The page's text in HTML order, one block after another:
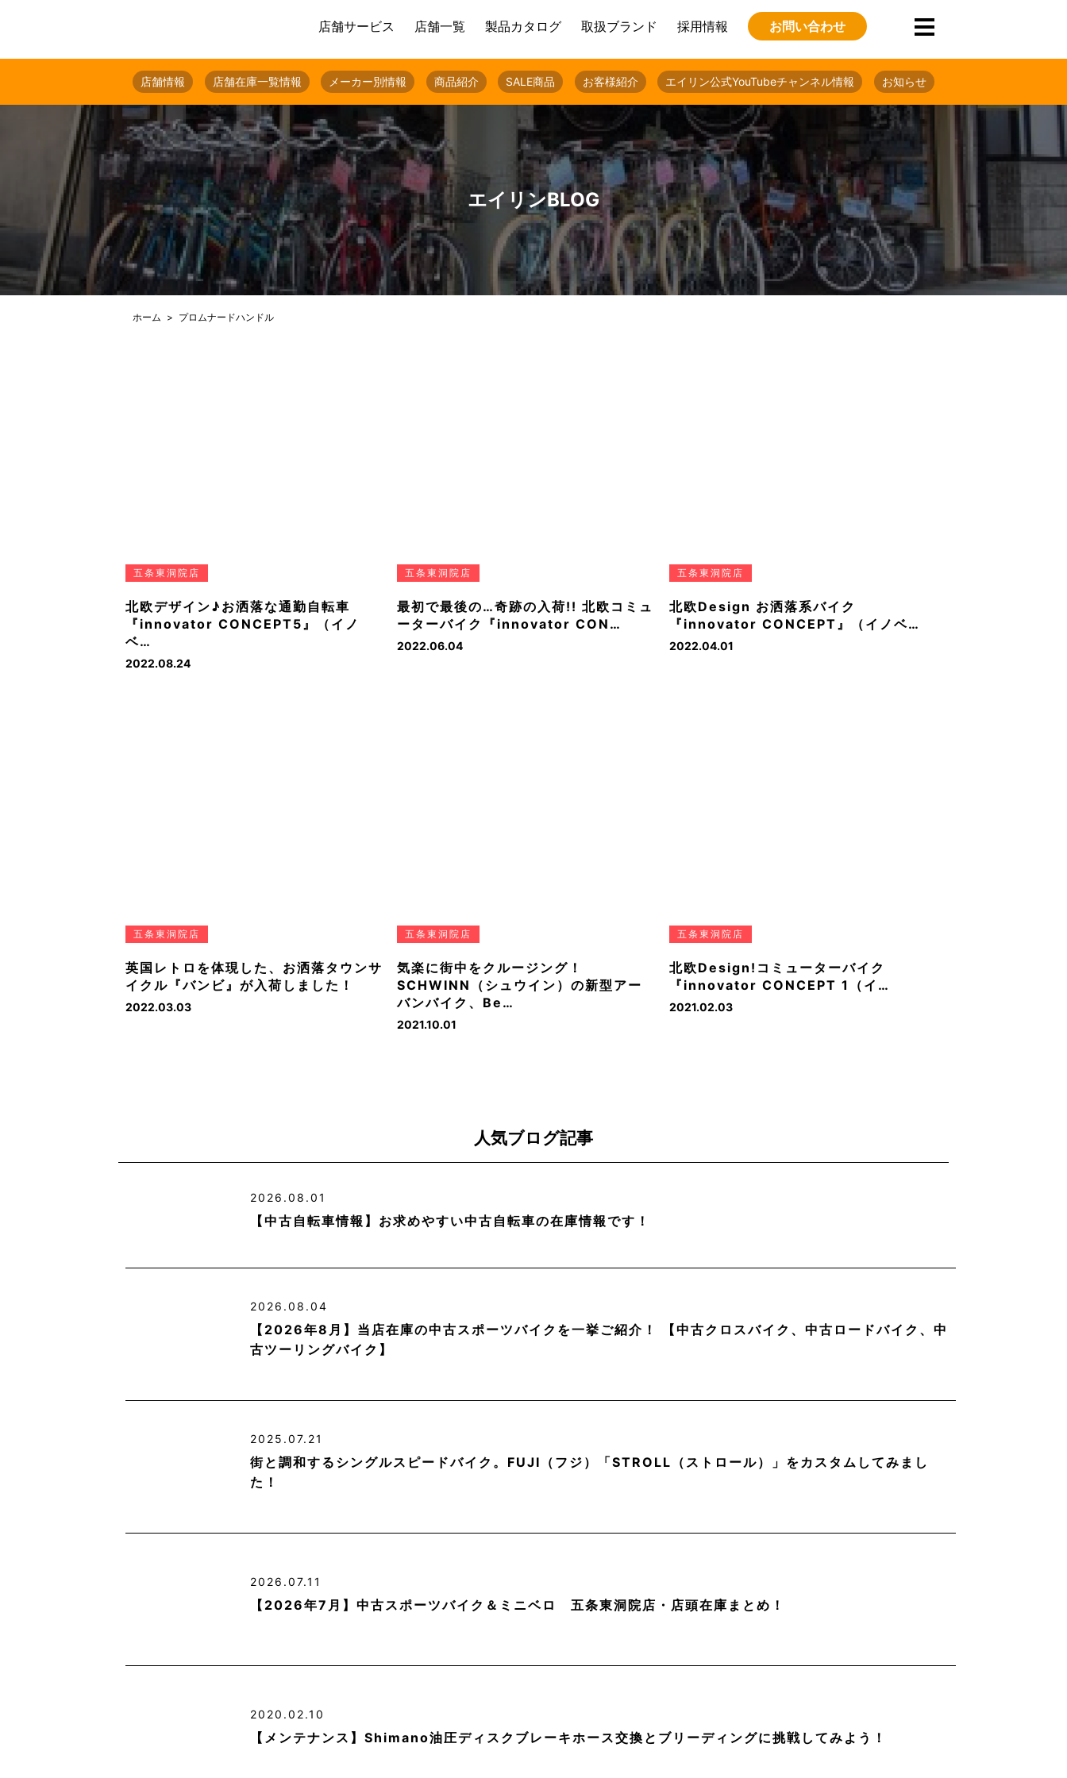
店舗サービス 店舗一覧 製品カタログ 取扱ブランド 採用情報 お問い合わせ
店舗情報 店舗在庫一覧情報 メーカー別情報 商品紹介 SALE商品 お客様紹介 エイリン公式YouTubeチャンネル情報 お知らせ
エイリンBLOG
ホーム プロムナードハンドル
五条東洞院店
北欧デザイン♪お洒落な通勤自転車
『innovator CONCEPT5』（イノ
ベ…
2022.08.24
五条東洞院店
最初で最後の…奇跡の入荷!! 北欧コミュ
ーターバイク『innovator CON…
2022.06.04
五条東洞院店
北欧Design お洒落系バイク
『innovator CONCEPT』（イノベ…
2022.04.01
五条東洞院店
英国レトロを体現した、お洒落タウンサ
イクル『バンビ』が入荷しました！
2022.03.03
五条東洞院店
気楽に街中をクルージング！
SCHWINN（シュウイン）の新型アー
バンバイク、Be…
2021.10.01
五条東洞院店
北欧Design!コミューターバイク
『innovator CONCEPT 1（イ…
2021.02.03
人気ブログ記事
2026.08.01
【中古自転車情報】お求めやすい中古自転車の在庫情報です！
2026.08.04
【2026年8月】当店在庫の中古スポーツバイクを一挙ご紹介！ 【中古クロスバイク、中古ロードバイク、中
古ツーリングバイク】
2025.07.21
街と調和するシングルスピードバイク。FUJI（フジ）「STROLL（ストロール）」をカスタムしてみまし
た！
2026.07.11
【2026年7月】中古スポーツバイク＆ミニベロ 五条東洞院店・店頭在庫まとめ！
2020.02.10
【メンテナンス】Shimano油圧ディスクブレーキホース交換とブリーディングに挑戦してみよう！